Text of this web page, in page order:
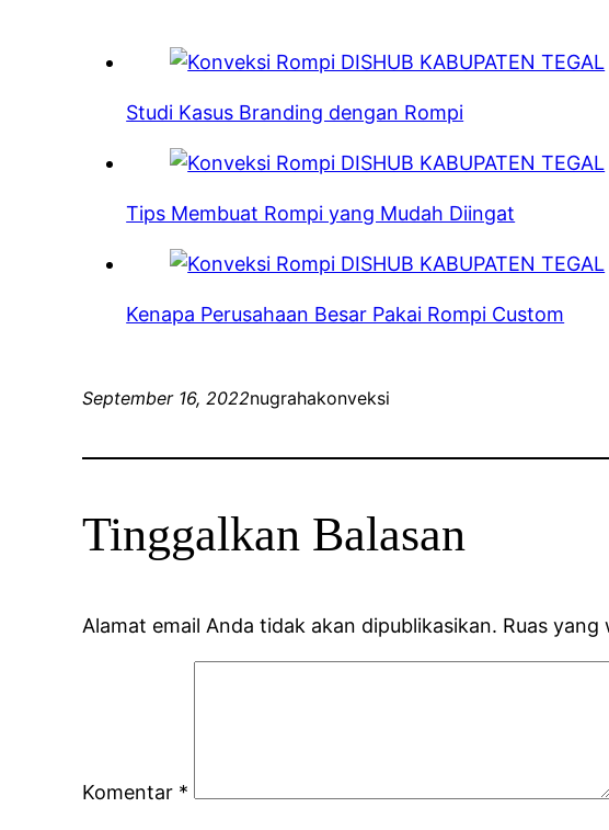
Studi Kasus Branding dengan Rompi
Tips Membuat Rompi yang Mudah Diingat
Kenapa Perusahaan Besar Pakai Rompi Custom
September 16, 2022nugrahakonveksi
Tinggalkan Balasan
Alamat email Anda tidak akan dipublikasikan. Ruas yang
Komentar *